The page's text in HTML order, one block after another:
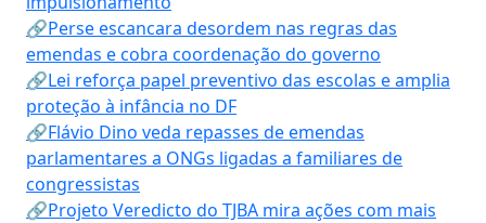
🔗Perse escancara desordem nas regras das
emendas e cobra coordenação do governo
🔗Lei reforça papel preventivo das escolas e amplia
proteção à infância no DF
🔗Flávio Dino veda repasses de emendas
parlamentares a ONGs ligadas a familiares de
congressistas
🔗Projeto Veredicto do TJBA mira ações com mais